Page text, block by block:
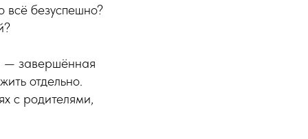
всё безуспешно?
— завершённая
отдельно.
с родителями,